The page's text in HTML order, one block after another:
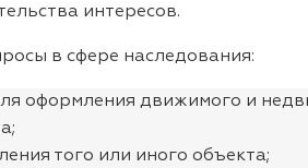
интересов.
в сфере наследования:
оформления движимого и
того или иного объекта;